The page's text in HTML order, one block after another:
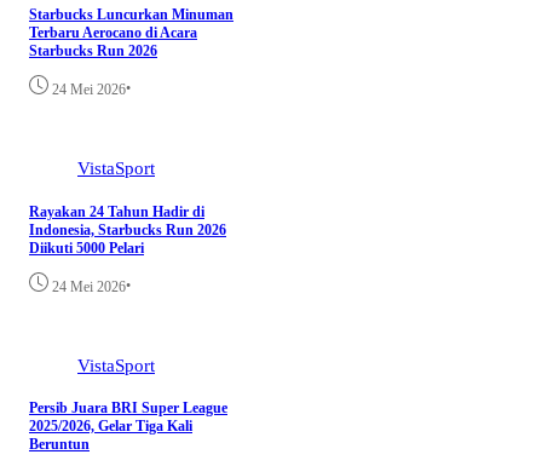
Starbucks Luncurkan Minuman
Terbaru Aerocano di Acara
Starbucks Run 2026
24 Mei 2026•
VistaSport
Rayakan 24 Tahun Hadir di
Indonesia, Starbucks Run 2026
Diikuti 5000 Pelari
24 Mei 2026•
VistaSport
Persib Juara BRI Super League
2025/2026, Gelar Tiga Kali
Beruntun